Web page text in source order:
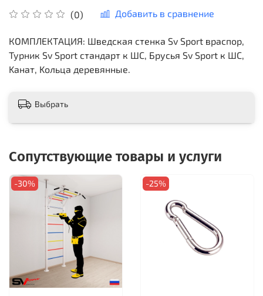
(0) Добавить в сравнение
КОМПЛЕКТАЦИЯ: Шведская стенка Sv Sport враспор,
Турник Sv Sport стандарт к ШС, Брусья Sv Sport к ШС,
Kанат, Kольца деревянные.
Выбрать
Сопутствующие товары и услуги
-30% -25%